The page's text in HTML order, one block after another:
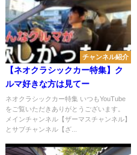
チャンネル紹介
【ネオクラシックカー特集】ク
ルマ好きな方は見てー
ネオクラシックカー特集 いつもYouTube
をご覧いただきありがとうございます。
メインチャンネル【ザーマスチャンネル】
とサブチャンネル【ざ...